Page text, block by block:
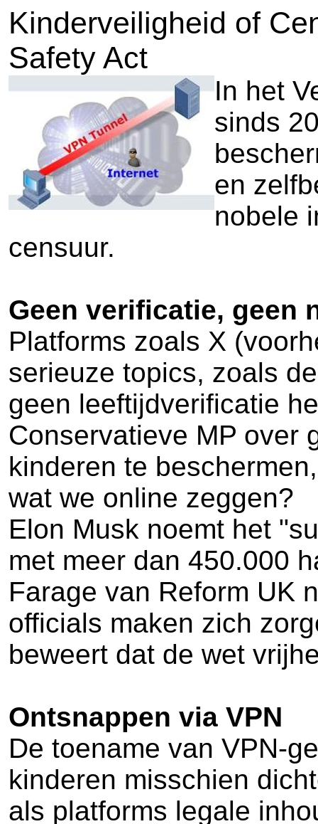
Kinderveiligheid of
Safety Act
In het
sinds
en
nobele
censuur.
Geen verificatie, geen
Platforms zoals X
serieuze topics, zoals
geen leeftijdverificatie
Conservatieve MP over
kinderen te
wat we online zeggen?
Elon Musk noemt het
met meer dan 450.000
Farage van Reform UK
officials maken zich
beweert dat de wet
Ontsnappen via VPN
De toename van VPN-
kinderen misschien
als platforms legale